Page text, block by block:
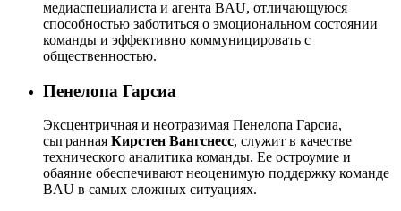
медиаспециалиста и агента BAU, отличающуюся
способностью заботиться о эмоциональном состоянии
команды и эффективно коммуницировать с
общественностью.
Пенелопа Гарсиа
Эксцентричная и неотразимая Пенелопа Гарсиа,
сыгранная Кирстен Вангснесс, служит в качестве
технического аналитика команды. Ее остроумие и
обаяние обеспечивают неоценимую поддержку команде
BAU в самых сложных ситуациях.